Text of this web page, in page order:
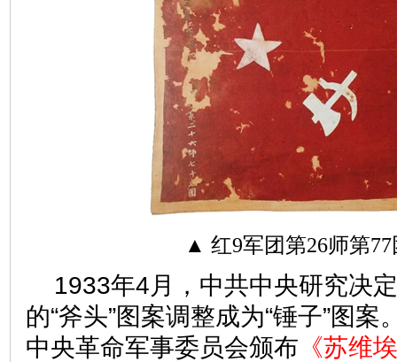
▲ 红9军团第26师第
1933年4月，中共中央研究决
的“斧头”图案调整成为“锤子”图
中央革命军事委员会颁布 《苏维